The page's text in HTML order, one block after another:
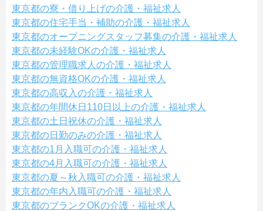
東京都の寮・借り上げの介護・福祉求人
東京都の住宅手当・補助の介護・福祉求人
東京都のオープニングスタッフ募集の介護・福祉求人
東京都の未経験OKの介護・福祉求人
東京都の管理職求人の介護・福祉求人
東京都の無資格OKの介護・福祉求人
東京都の高収入の介護・福祉求人
東京都の年間休日110日以上の介護・福祉求人
東京都の土日祝休の介護・福祉求人
東京都の日勤のみの介護・福祉求人
東京都の1月入職可の介護・福祉求人
東京都の4月入職可の介護・福祉求人
東京都の夏～秋入職可の介護・福祉求人
東京都の年内入職可の介護・福祉求人
東京都のブランクOKの介護・福祉求人